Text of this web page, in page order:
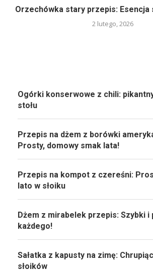
Orzechówka stary przepis: Esencja
2 lutego, 2026
Ogórki konserwowe z chili:
stołu
Przepis na dżem z borówki
Prosty, domowy smak lata!
Przepis na kompot z czereśni:
lato w słoiku
Dżem z mirabelek przepis: Szybki i
każdego!
Sałatka z kapusty na zimę:
słoików